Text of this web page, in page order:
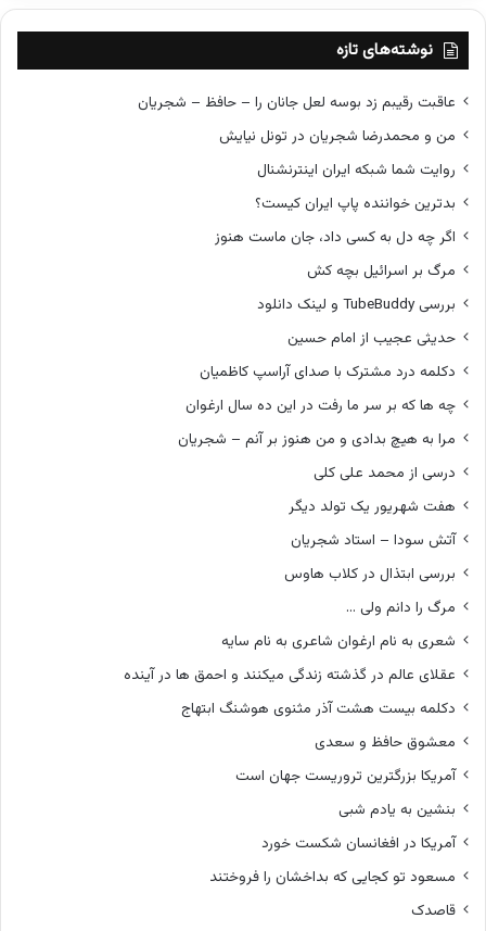
نوشته‌های تازه
عاقبت رقیبم زد بوسه لعل جانان را – حافظ – شجریان
من و محمدرضا شجریان در تونل نیایش
روایت شما شبکه ایران اینترنشنال
بدترین خواننده پاپ ایران کیست؟
اگر چه دل به کسی داد، جان ماست هنوز
مرگ بر اسرائیل بچه کش
بررسی TubeBuddy و لینک دانلود
حدیثی عجیب از امام حسین
دکلمه درد مشترک با صدای آراسپ کاظمیان
چه ها که بر سر ما رفت در این ده سال ارغوان
مرا به هیچ بدادی و من هنوز بر آنم – شجریان
درسی از محمد علی کلی
هفت شهریور یک تولد دیگر
آتش سودا – استاد شجریان
بررسی ابتذال در کلاب هاوس
مرگ را دانم ولی …
شعری به نام ارغوان شاعری به نام سایه
عقلای عالم در گذشته زندگی میکنند و احمق ها در آینده
دکلمه بیست هشت آذر مثنوی هوشنگ ابتهاج
معشوق حافظ و سعدی
آمریکا بزرگترین تروریست جهان است
بنشین به یادم شبی
آمریکا در افغانسان شکست خورد
مسعود تو کجایی که بداخشان را فروختند
قاصدک